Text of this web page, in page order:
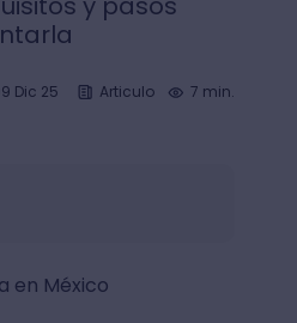
Dic 25 Articulo 7 min.
en México